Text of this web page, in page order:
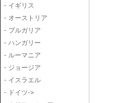
- イギリス
- オーストリア
- ブルガリア
- ハンガリー
- ルーマニア
- ジョージア
- イスラエル
- ドイツ->